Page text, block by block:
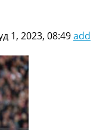
1, 2023, 08:49add